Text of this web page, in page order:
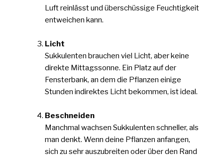
Luft reinlässt und überschüssige Feuchtigkeit
entweichen kann.
Licht
Sukkulenten brauchen viel Licht, aber keine
direkte Mittagssonne. Ein Platz auf der
Fensterbank, an dem die Pflanzen einige
Stunden indirektes Licht bekommen, ist ideal.
Beschneiden
Manchmal wachsen Sukkulenten schneller, als
man denkt. Wenn deine Pflanzen anfangen,
sich zu sehr auszubreiten oder über den Rand